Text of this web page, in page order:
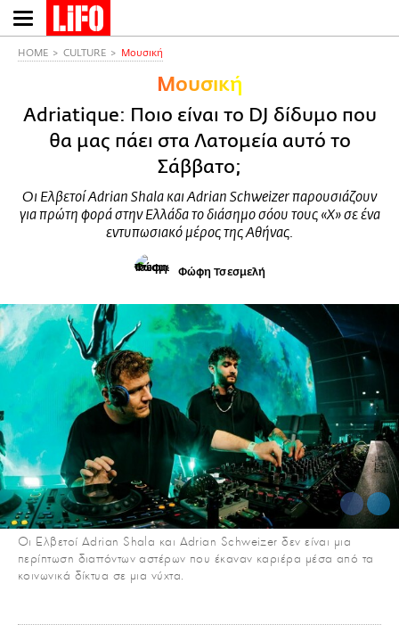
Παράκαμψη
προς
HOME CULTURE Μουσική
Μουσική
Adriatique: Ποιο είναι το DJ δίδυμο που
θα μας πάει στα Λατομεία αυτό το
Σάββατο;
Οι Ελβετοί Adrian Shala και Adrian Schweizer παρουσιάζουν
για πρώτη φορά στην Ελλάδα το διάσημο σόου τους «X» σε ένα
εντυπωσιακό μέρος της Αθήνας.
Φώφη Τσεσμελή
Οι Ελβετοί Adrian Shala και Adrian Schweizer δεν είναι μια
περίπτωση διαττόντων αστέρων που έκαναν καριέρα μέσα από τα
κοινωνικά δίκτυα σε μια νύχτα.